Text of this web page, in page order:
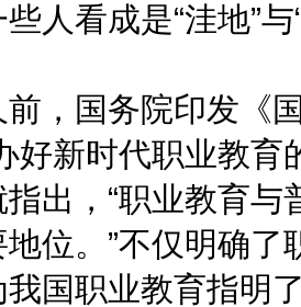
人看成是“洼地”与
国务院印发《国
好新时代职业教育
出，“职业教育
地位。”不仅明确
国职业教育指明